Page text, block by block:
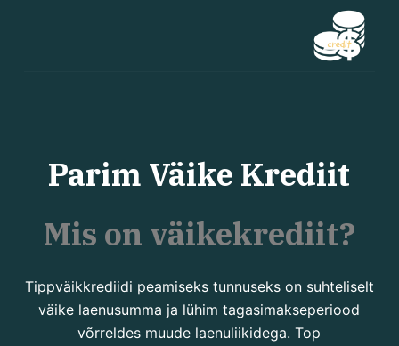
Parim Väike Krediit
Mis on väikekrediit?
Tippväikkrediidi peamiseks tunnuseks on suhteliselt
väike laenusumma ja lühim tagasimakseperiood
võrreldes muude laenuliikidega. Top